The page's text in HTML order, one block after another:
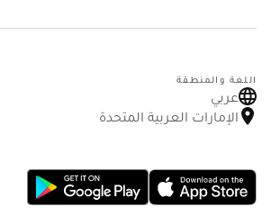
اللغة والمنطقة
عربي
الإمارات العربية المتحدة